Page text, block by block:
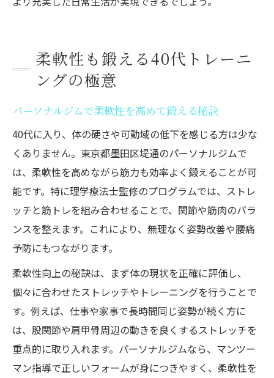
柔軟性も鍛える40代トレーニ
ングの極意
パーソナルジムで柔軟性を高めて鍛える秘訣
40代に入り、体の硬さや可動域の低下を感じる方は少な
くありません。東京都墨田区堤通のパーソナルジムで
は、柔軟性を高めながら筋力も効率よく鍛えることが可
能です。特に理学療法士監修のプログラムでは、ストレ
ッチと筋トレを組み合わせることで、関節や筋肉のバラ
ンスを整えます。これにより、無理なく姿勢改善や腰痛
予防にもつながります。
柔軟性向上の秘訣は、まず体の現状を正確に評価し、
個々に合わせたストレッチやトレーニングを行うことで
す。例えば、仕事や家事で長時間同じ姿勢が続く方に
は、股関節や肩甲骨周辺の動きを良くするストレッチを
重点的に取り入れます。パーソナルジムなら、マンツー
マン指導で正しいフォームが身につきやすく、柔軟性を